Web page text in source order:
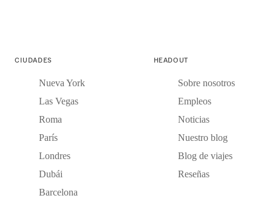
CIUDADES
Nueva York
Las Vegas
Roma
París
Londres
Dubái
Barcelona
HEADOUT
Sobre nosotros
Empleos
Noticias
Nuestro blog
Blog de viajes
Reseñas